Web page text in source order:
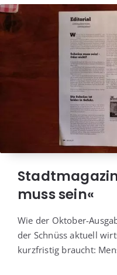
muss sein«
Wie der Okto­ber-
der Schnüss aktu­ell
kurz­fris­tig braucht: